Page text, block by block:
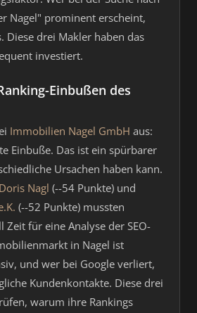
Nagel" prominent erscheint,
Diese drei Makler haben das
investiert.
Einbußen des
Immobilien Nagel GmbH aus:
Einbuße. Das ist ein spürbarer
Ursachen haben kann.
Nagl (--54 Punkte) und
(--52 Punkte) mussten
Zeit für eine Analyse der SEO-
in Nagel ist
und wer bei Google verliert,
Kundenkontakte. Diese drei
warum ihre Rankings